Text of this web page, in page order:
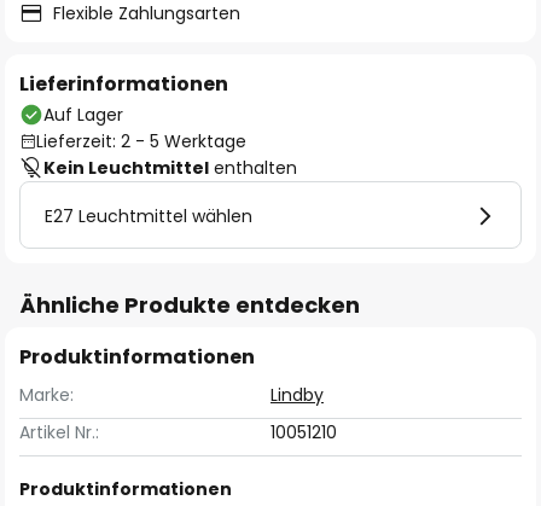
Flexible Zahlungsarten
Lieferinformationen
Auf Lager
Lieferzeit: 2 - 5 Werktage
Kein Leuchtmittel enthalten
E27 Leuchtmittel wählen
Ähnliche Produkte entdecken
Produktinformationen
Marke:
Lindby
Artikel Nr.:
10051210
Produktinformationen